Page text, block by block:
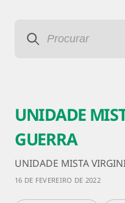
UNIDADE
GUERRA
UNIDADE MISTA
16 DE FEVEREIRO DE 2022